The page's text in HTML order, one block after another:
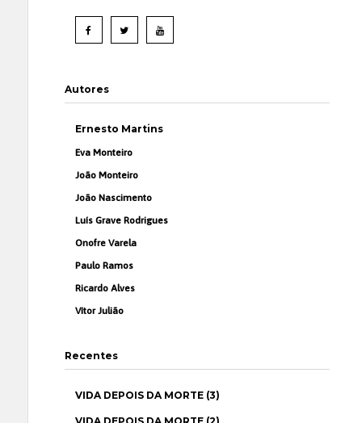
Autores
Ernesto Martins
Eva Monteiro
João Monteiro
João Nascimento
Luís Grave Rodrigues
Onofre Varela
Paulo Ramos
Ricardo Alves
Vítor Julião
Recentes
VIDA DEPOIS DA MORTE (3)